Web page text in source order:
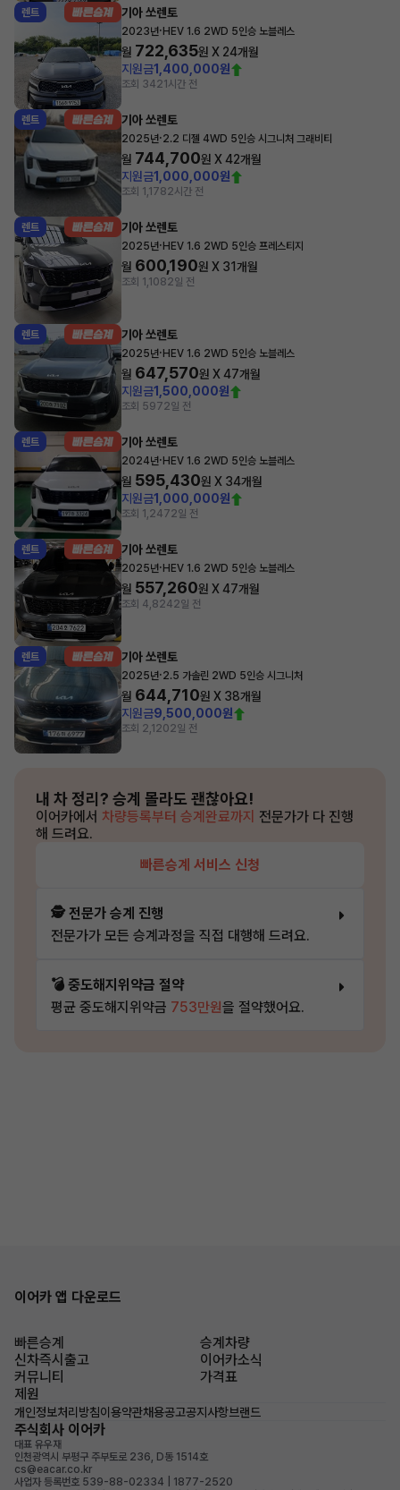
렌트 기아 쏘렌토
2023년· HEV 1.6 2WD 5인승 노블레스
월 722,635원 X 24개월
지원금1,400,000원
조회 3421시간 전
렌트 기아 쏘렌토
2025년·2.2 디젤 4WD 5인승 시그니처 그래비티
월 744,700원 X42개월
지원금1,000,000원
조회 1,1782시간 전
렌트 기아 쏘렌토
2025년· HEV 1.6 2WD 5인승 프레스티지
월 600,190원 X 31개월
조회 1,1082일 전
렌트 기아 쏘렌토
2025년· HEV 1.6 2WD 5인승 노블레스
월 647,570원 X47개월
지원금1,500,000원
조회 5972일 전
렌트 기아 쏘렌토
2024년· HEV 1.6 2WD 5인승 노블레스
월 595,430원 X 34개월
지원금1,000,000원
조회 1,2472일 전
렌트 기아 쏘렌토
2025년· HEV 1.6 2WD 5인승 노블레스
월 557,260원 X47개월
조회 4,8242일 전
렌트 기아 쏘렌토
2025년·2.5 가솔린 2WD 5인승 시그니처
월 644,710원 X 38개월
지원금9,500,000원
조회 2,1202일 전
내 차 정리? 승계 몰라도 괜찮아요!
이어카에서 차량등록부터 승계완료까지 전문가가 다 진행
해 드려요.
빠른승계 서비스 신청
🕵️ 전문가 승계 진행
전문가가 모든 승계과정을 직접 대행해 드려요.
💣 중도해지위약금 절약
평균 중도해지위약금 753만원을 절약했어요.
이어카 앱 다운로드
빠른승계
승계차량
신차즉시출고
이어카소식
커뮤니티
가격표
제원
개인정보처리방침이용약관채용공고공지사항브랜드
주식회사 이어카
대표 유우재
인천광역시 부평구 주부토로 236, D동 1514호
cs@eacar.co.kr
사업자 등록번호 539-88-02334 | 1877-2520